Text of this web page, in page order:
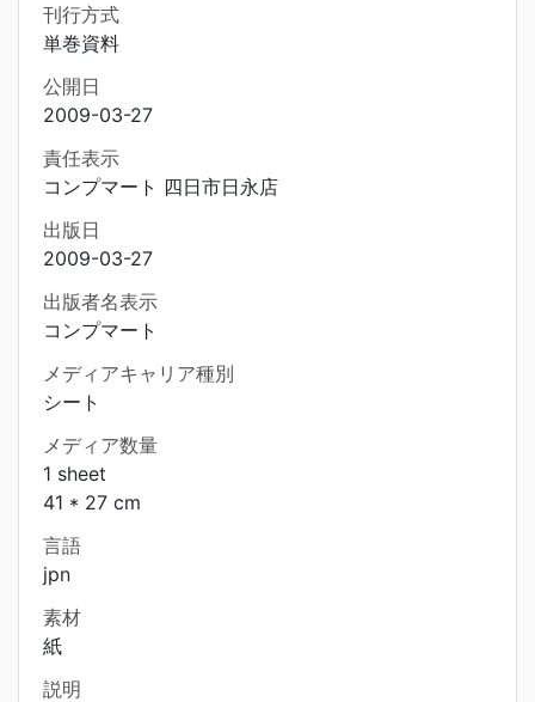
刊行方式
単巻資料
公開日
2009-03-27
責任表示
コンプマート 四日市日永店
出版日
2009-03-27
出版者名表示
コンプマート
メディアキャリア種別
シート
メディア数量
1 sheet
41 * 27 cm
言語
jpn
素材
紙
説明